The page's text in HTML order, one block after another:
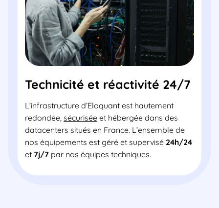
Technicité et réactivité 24/7
L’infrastructure d’Eloquant est hautement
redondée, sécurisée et hébergée dans des
datacenters situés en France. L’ensemble de
nos équipements est géré et supervisé 24h/24
et 7j/7 par nos équipes techniques.